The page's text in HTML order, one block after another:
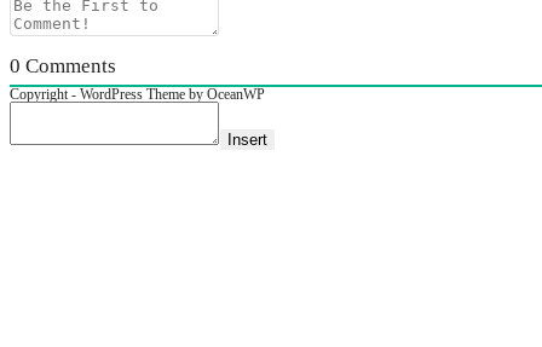
0 Comments
Copyright - WordPress Theme by OceanWP
Insert